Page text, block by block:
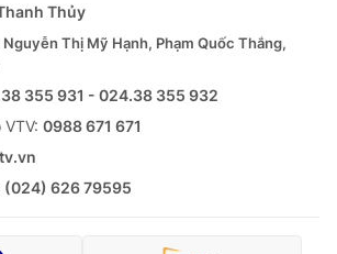
Thủy
Nguyễn Thị Mỹ Hạnh, Phạm Quốc Thắng,
355 931 - 024.38 355 932
0988 671 671
(024) 626 79595